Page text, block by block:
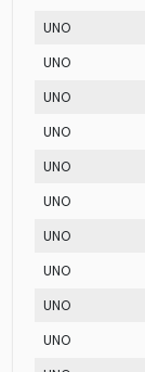
UNO
UNO
UNO
UNO
UNO
UNO
UNO
UNO
UNO
UNO